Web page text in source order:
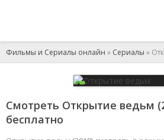
Фильмы и Сериалы онлайн » Сериалы »
Смотреть Открытие ведьм
бесплатно